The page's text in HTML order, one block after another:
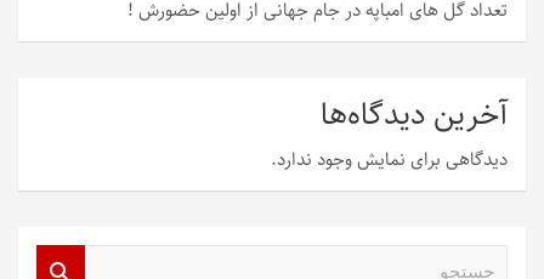
تعداد گل های امباپه در جام جهانی از اولین حضورش !
آخرین دیدگاه‌ها
دیدگاهی برای نمایش وجود ندارد.